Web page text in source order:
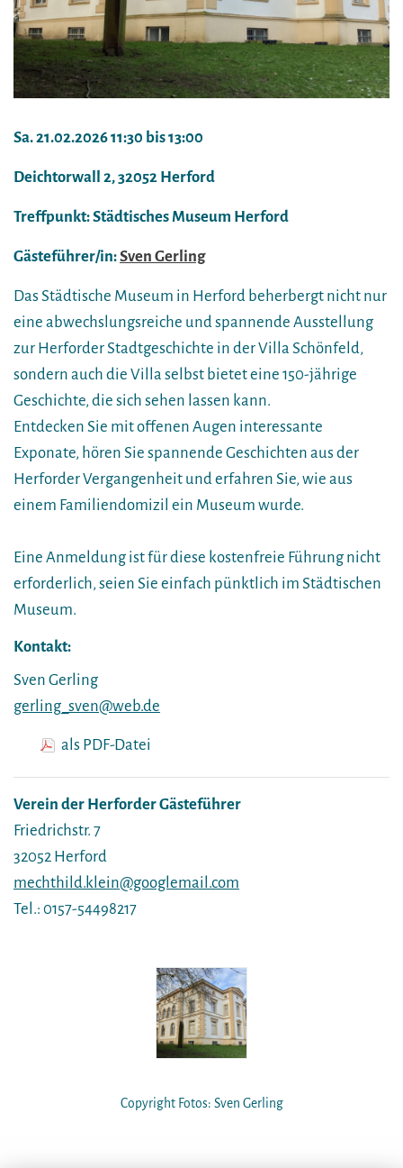
Sa. 21.02.2026 11:30 bis 13:00
Deichtorwall 2, 32052 Herford
Treffpunkt: Städtisches Museum Herford
Gästeführer/in:Sven Gerling
Das Städtische Museum in Herford beherbergt nicht nur
eine abwechslungsreiche und spannende Ausstellung
zur Herforder Stadtgeschichte in der Villa Schönfeld,
sondern auch die Villa selbst bietet eine 150-jährige
Geschichte, die sich sehen lassen kann.
Entdecken Sie mit offenen Augen interessante
Exponate, hören Sie spannende Geschichten aus der
Herforder Vergangenheit und erfahren Sie, wie aus
einem Familiendomizil ein Museum wurde.
Eine Anmeldung ist für diese kostenfreie Führung nicht
erforderlich, seien Sie einfach pünktlich im Städtischen
Museum.
Kontakt:
Sven Gerling
gerling_sven@web.de
als PDF-Datei
Verein der Herforder Gästeführer
Friedrichstr. 7
32052 Herford
mechthild.klein@googlemail.com
Tel.: 0157-54498217
Copyright Fotos: Sven Gerling